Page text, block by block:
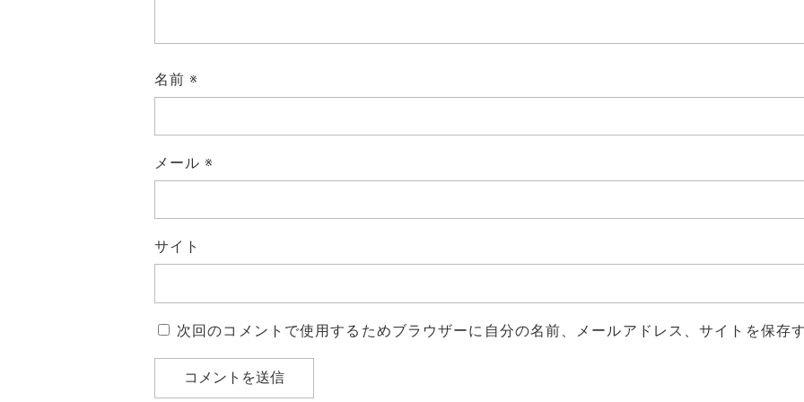
名前※
メール※
サイト
次回のコメントで使用するためブラウザーに自分の名前、メールアドレス、サイトを保存